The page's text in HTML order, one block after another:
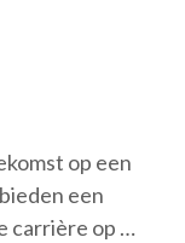
op een
een
carrière op …